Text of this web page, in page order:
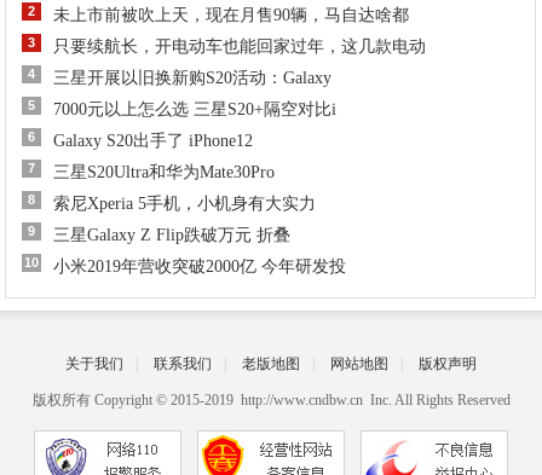
2 未上市前被吹上天，现在月售90辆，马自达啥都
3 只要续航长，开电动车也能回家过年，这几款电动
4 三星开展以旧换新购S20活动：Galaxy
5 7000元以上怎么选 三星S20+隔空对比i
6 Galaxy S20出手了 iPhone12
7 三星S20Ultra和华为Mate30Pro
8 索尼Xperia 5手机，小机身有大实力
9 三星Galaxy Z Flip跌破万元 折叠
10 小米2019年营收突破2000亿 今年研发投
关于我们 联系我们 老版地图 网站地图 版权声明
版权所有 Copyright © 2015-2019 http://www.cndbw.cn Inc. All Rights Reserved